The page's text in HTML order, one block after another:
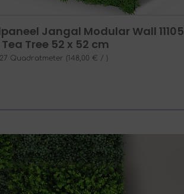
Jangal Modular Wall 11105
Tree 52 x 52 cm
Quadratmeter (148,00 € / )